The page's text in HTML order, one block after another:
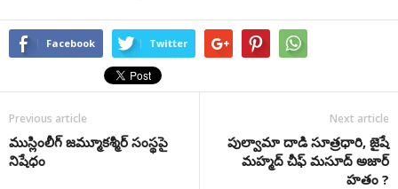
Facebook Twitter
Previous article
ముస్లింలీగ్‌ జమ్మూకశ్మీర్‌ సంస్థపై
నిషేధం
Next article
పుల్వామా దాడి సూత్రధారి, జైషే
మహ్మద్ చీఫ్ మసూద్ అజార్‌
హతం ?